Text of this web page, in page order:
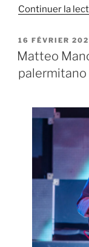
Continuer la
PUBLIÉ
LE
16 FÉVRIER
Matteo
palermitano